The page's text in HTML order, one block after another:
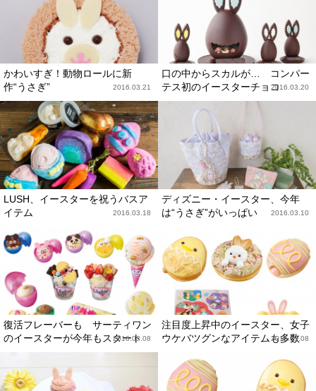
かわいすぎ！動物ロールに新
作“うさぎ”
2016.03.21
口の中からスカルが… コンパー
テス初のイースターチョコ2016.03.20
LUSH、イースターを祝うバスア
イテム
2016.03.18
ディズニー・イースター、今年
は“うさぎ”がいっぱい
2016.03.10
復活フレーバーも サーティワン
のイースターが今年もスタート
2016.03.08
注目度上昇中のイースター、女子
ウケバツグンなアイテムも多数
2016.03.08